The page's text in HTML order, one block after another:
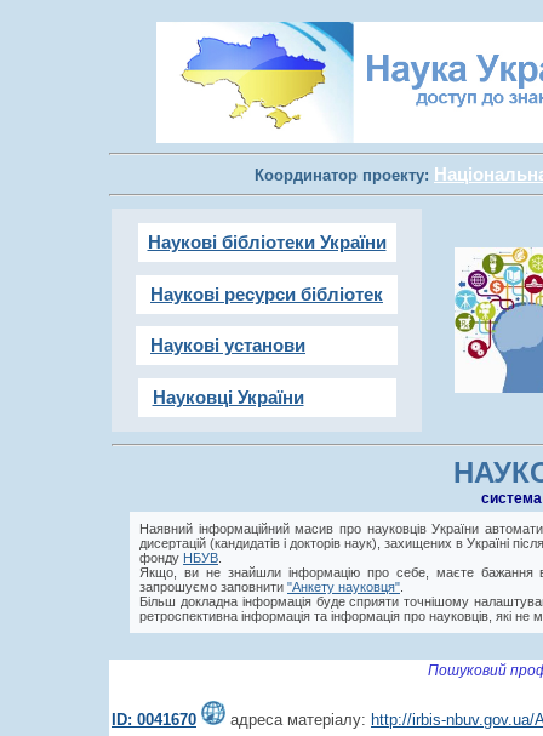
Координатор проекту:
Наукові бібліотеки України
Наукові ресурси бібліотек
Наукові установи
Науковці України
cистема
Наявний інформаційний масив про науковців України
дисертацій (кандидатів і докторів наук), захищених в Україні
фонду НБУВ
Якщо, ви не знайшли інформацію про себе, маєте бажання
запрошуємо заповнити "Анкету науковця"
Більш докладна інформація буде сприяти точнішому
ретроспективна інформація та інформація про науковців, які не
Пошуковий
ID: 0041670 адреса матеріалу: http://irbis-nbuv.gov.ua/